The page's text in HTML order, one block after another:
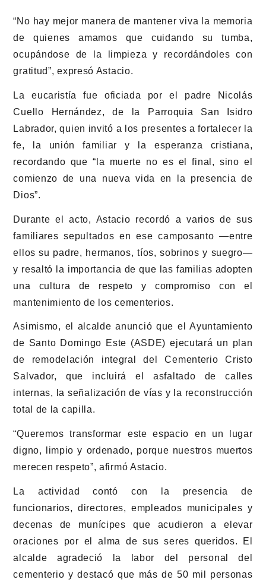
“No hay mejor manera de mantener viva la memoria
de quienes amamos que cuidando su tumba,
ocupándose de la limpieza y recordándoles con
gratitud”, expresó Astacio.
La eucaristía fue oficiada por el padre Nicolás
Cuello Hernández, de la Parroquia San Isidro
Labrador, quien invitó a los presentes a fortalecer la
fe, la unión familiar y la esperanza cristiana,
recordando que “la muerte no es el final, sino el
comienzo de una nueva vida en la presencia de
Dios”.
Durante el acto, Astacio recordó a varios de sus
familiares sepultados en ese camposanto —entre
ellos su padre, hermanos, tíos, sobrinos y suegro—
y resaltó la importancia de que las familias adopten
una cultura de respeto y compromiso con el
mantenimiento de los cementerios.
Asimismo, el alcalde anunció que el Ayuntamiento
de Santo Domingo Este (ASDE) ejecutará un plan
de remodelación integral del Cementerio Cristo
Salvador, que incluirá el asfaltado de calles
internas, la señalización de vías y la reconstrucción
total de la capilla.
“Queremos transformar este espacio en un lugar
digno, limpio y ordenado, porque nuestros muertos
merecen respeto”, afirmó Astacio.
La actividad contó con la presencia de
funcionarios, directores, empleados municipales y
decenas de munícipes que acudieron a elevar
oraciones por el alma de sus seres queridos. El
alcalde agradeció la labor del personal del
cementerio y destacó que más de 50 mil personas